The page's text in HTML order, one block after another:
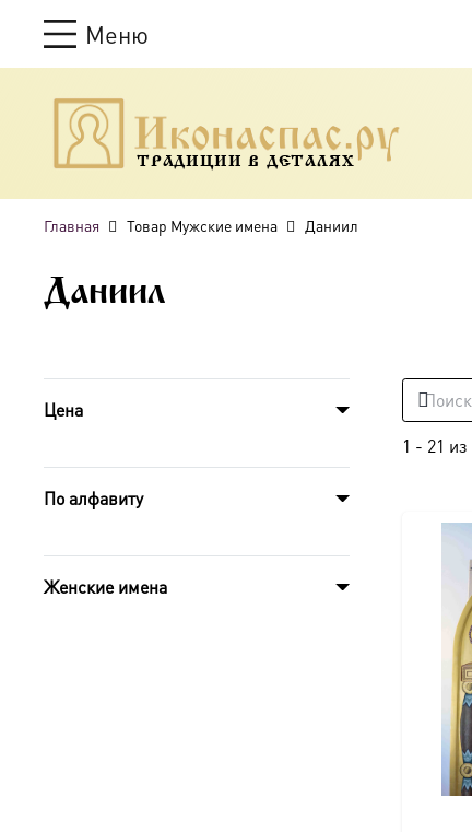
Меню
ТРАДИЦИИ В ДЕТАЛЯХ
Главная Товар Мужские имена Даниил
Даниил
Цена
По алфавиту
Женские имена
1 - 21 из